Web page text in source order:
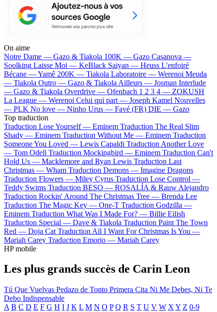
On aime
Notre Dame — Gazo & Tiakola 100K — Gazo Casanova —
Soolking Laisse Moi — KeBlack Saiyan — Heuss L'enfoiré
Bécane —Yamê 200K — Tiakola Laboratoire — Werenoi Meuda
— Tiakola Outro — Gazo & Tiakola Ailleurs — Josman Interlude
— Gazo & Tiakola Overdrive — Ofenbach 1 2 3 4 — ZOKUSH
La League — Werenoi Celui qui part — Joseph Kamel Nouvelles
— PLK No love — Ninho Urus — Favé (FR) DIE — Gazo
Top traduction
Traduction Lose Yourself — Eminem Traduction The Real Slim
Shady — Eminem Traduction Without Me — Eminem Traduction
Someone You Loved — Lewis Capaldi Traduction Another Love
— Tom Odell Traduction Mockingbird — Eminem Traduction Can't
Hold Us — Macklemore and Ryan Lewis Traduction Last
Christmas — Wham Traduction Demons — Imagine Dragons
Traduction Flowers — Miley Cyrus Traduction Lose Control —
Teddy Swims Traduction BESO — ROSALÍA & Rauw Alejandro
Traduction Rockin' Around The Christmas Tree — Brenda Lee
Traduction The Magic Key — One-T Traduction Godzilla —
Eminem Traduction What Was I Made For? — Billie Eilish
Traduction Special — Dave & Tiakola Traduction Paint The Town
Red — Doja Cat Traduction All I Want For Christmas Is You —
Mariah Carey Traduction Emorio — Mariah Carey
HP mobile
Les plus grands succès de Carin Leon
Tú Que Vuelvas Pedazo de Tonto Primera Cita Ni Me Debes, Ni Te
Debo Indispensable
A B C D E F G H I J K L M N O P Q R S T U V W X Y Z 0-9